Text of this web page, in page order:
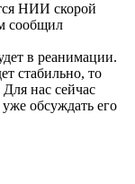
НИИ скорой
сообщил
в реанимации.
стабильно, то
нас сейчас
обсуждать его